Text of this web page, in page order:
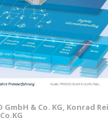
GmbH & Co. KG, Konrad